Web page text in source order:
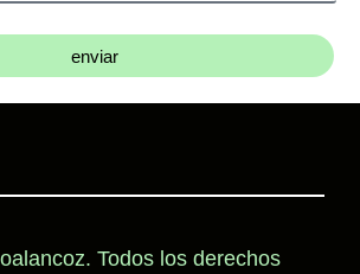
enviar
Todos los derechos